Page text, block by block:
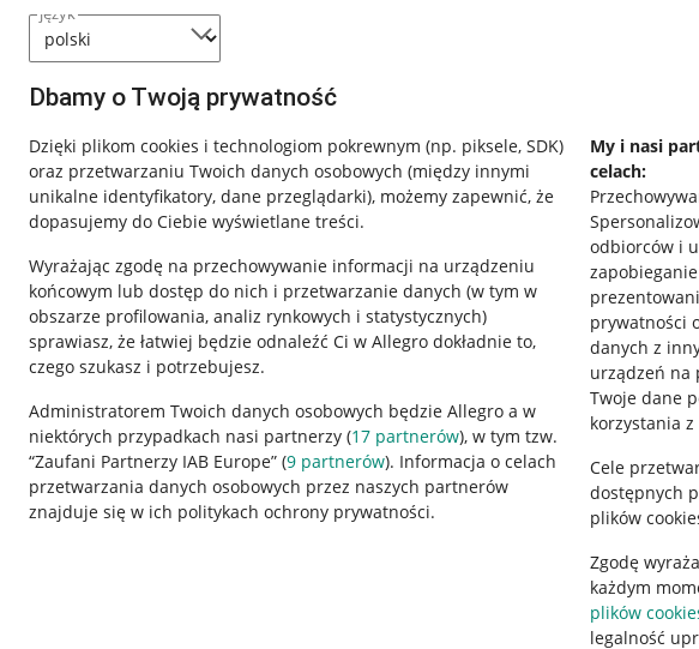
język
Dbamy o Twoją prywatność
Dzięki plikom cookies i technologiom pokrewnym (np. piksele, SDK)
oraz przetwarzaniu Twoich danych osobowych (między innymi
unikalne identyfikatory, dane przeglądarki), możemy zapewnić, że
dopasujemy do Ciebie wyświetlane treści.
Wyrażając zgodę na przechowywanie informacji na urządzeniu
końcowym lub dostęp do nich i przetwarzanie danych (w tym w
obszarze profilowania, analiz rynkowych i statystycznych)
sprawiasz, że łatwiej będzie odnaleźć Ci w Allegro dokładnie to,
czego szukasz i potrzebujesz.
Administratorem Twoich danych osobowych będzie Allegro a w
niektórych przypadkach nasi partnerzy (17 partnerów), w tym tzw.
“Zaufani Partnerzy IAB Europe” (9 partnerów). Informacja o celach
przetwarzania danych osobowych przez naszych partnerów
znajduje się w ich politykach ochrony prywatności.
My i nasi
celach:
odbiorców i
prywatności
danych z
urządzeń na
Twoje dane
korzystania
Cele
dostępnych
plików
Zgodę
każdym
plików
legalność
Przydatne informacje
Jak to działa
Napisz do nas
Allegro Gadane dla sprzedających
Regulamin
Polityka plików "cookies"
Ustawienia plików "cookies"
Udostępnianie lokalizacji
Informacje dla Aktu o Usługach